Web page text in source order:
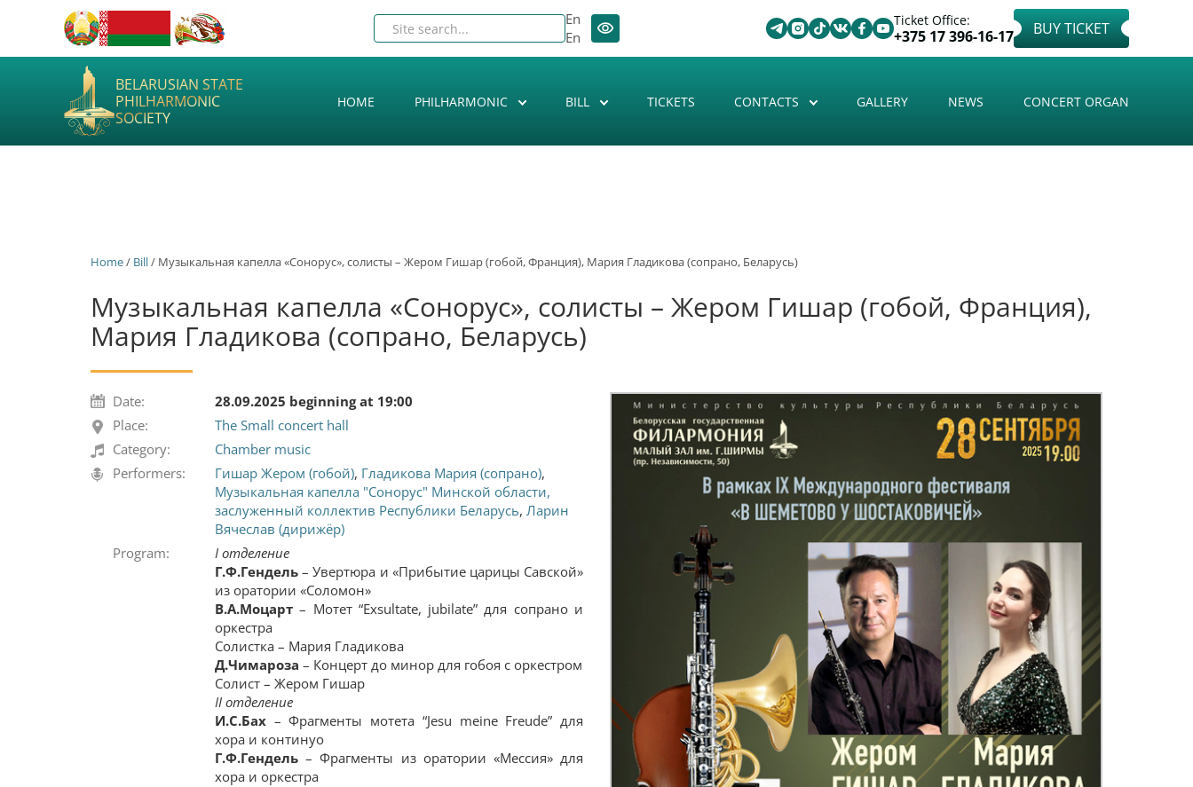
Ticket Office:
+375 17 396-16-17 BUY TICKET
En
En
BELARUSIAN STATE
PHILHARMONIC
SOCIETY
HOME PHILHARMONIC BILL TICKETS CONTACTS GALLERY NEWS CONCERT ORGAN
Home/ Bill/ Музыкальная капелла «Сонорус», солисты – Жером Гишар (гобой, Франция), Мария Гладикова (сопрано, Беларусь)
Музыкальная капелла «Сонорус», солисты – Жером Гишар (гобой, Франция),
Мария Гладикова (сопрано, Беларусь)
Date:
28.09.2025 beginning at 19:00
Place:
The Small concert hall
Category:
Chamber music
Performers:
Гишар Жером (гобой), Гладикова Мария (сопрано),
Музыкальная капелла "Сонорус" Минской области,
заслуженный коллектив Республики Беларусь, Ларин
Вячеслав (дирижёр)
Program:
І отделение
Г.Ф.Гендель – Увертюра и «Прибытие царицы Савской»
из оратории «Соломон»
В.А.Моцарт – Мотет “Exsultate, jubilate” для сопрано и
оркестра
Солистка – Мария Гладикова
Д.Чимароза – Концерт до минор для гобоя с оркестром
Солист – Жером Гишар
ІІ отделение
И.С.Бах – Фрагменты мотета “Jesu meine Freude” для
хора и континуо
Г.Ф.Гендель – Фрагменты из оратории «Мессия» для
хора и оркестра